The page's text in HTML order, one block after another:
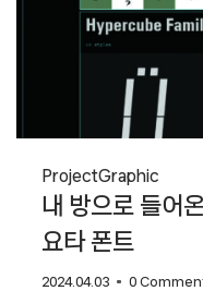
ProjectGraphic
내 방으로 들어
요타 폰트
2024.04.03 0